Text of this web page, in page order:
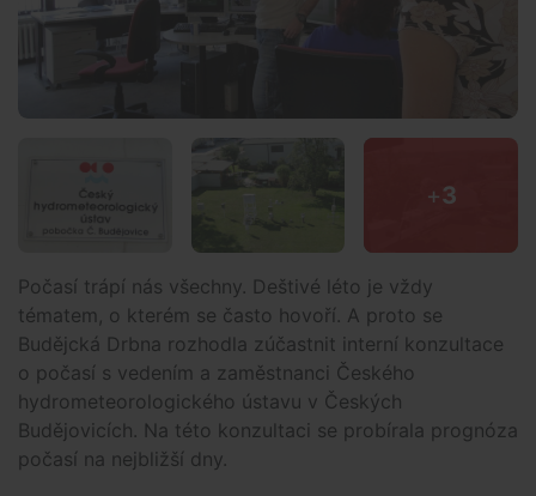
+3
Počasí trápí nás všechny. Deštivé léto je vždy
tématem, o kterém se často hovoří. A proto se
Budějcká Drbna rozhodla zúčastnit interní konzultace
o počasí s vedením a zaměstnanci Českého
hydrometeorologického ústavu v Českých
Budějovicích. Na této konzultaci se probírala prognóza
počasí na nejbližší dny.